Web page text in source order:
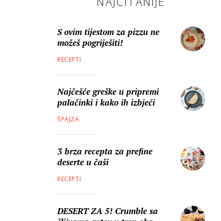
S ovim tijestom za pizzu ne
možeš pogriješiti!
RECEPTI
Najčešće greške u pripremi
palačinki i kako ih izbjeći
ŠPAJZA
3 brza recepta za prefine
deserte u čaši
RECEPTI
DESERT ZA 5! Crumble sa